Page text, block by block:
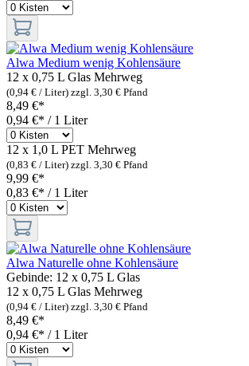
Alwa Medium wenig Kohlensäure
12 x 0,75 L Glas Mehrweg
(0,94 € / Liter) zzgl. 3,30 € Pfand
8,49 €*
0,94 €* / 1 Liter
12 x 1,0 L PET Mehrweg
(0,83 € / Liter) zzgl. 3,30 € Pfand
9,99 €*
0,83 €* / 1 Liter
Alwa Naturelle ohne Kohlensäure
Gebinde: 12 x 0,75 L Glas
12 x 0,75 L Glas Mehrweg
(0,94 € / Liter) zzgl. 3,30 € Pfand
8,49 €*
0,94 €* / 1 Liter